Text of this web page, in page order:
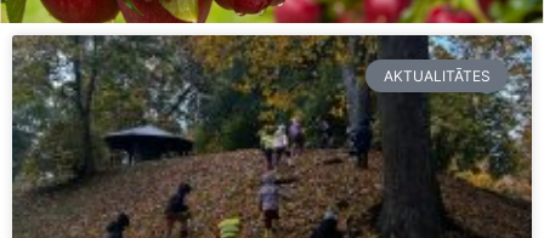
AKTUALITĀTES